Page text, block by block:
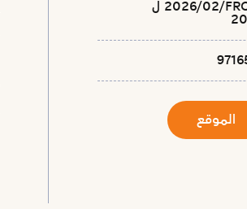
FROM-AE 04‏/02‏/2026 ل
الموقع